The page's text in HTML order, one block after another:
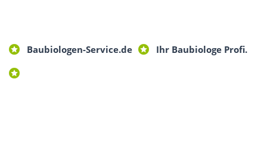
Baubiologen-Service.de Ihr Baubiologe Profi.